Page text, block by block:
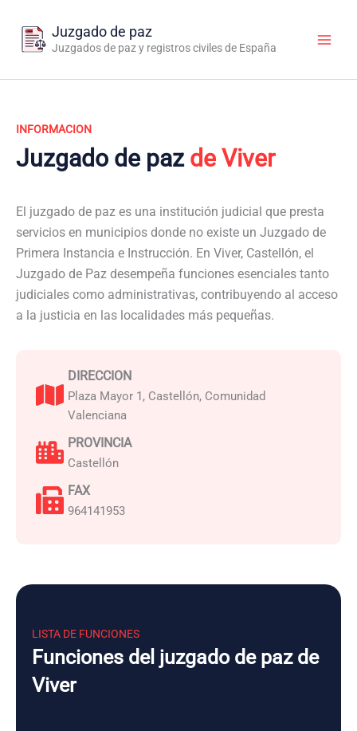
contenido
Juzgado de paz
Juzgados de paz y registros civiles de España
INFORMACION
Juzgado de paz de Viver
El juzgado de paz es una institución judicial que presta
servicios en municipios donde no existe un Juzgado de
Primera Instancia e Instrucción. En Viver, Castellón, el
Juzgado de Paz desempeña funciones esenciales tanto
judiciales como administrativas, contribuyendo al acceso
a la justicia en las localidades más pequeñas.
DIRECCION
Plaza Mayor 1, Castellón, Comunidad
Valenciana
PROVINCIA
Castellón
FAX
964141953
LISTA DE FUNCIONES
Funciones del juzgado de paz de
Viver